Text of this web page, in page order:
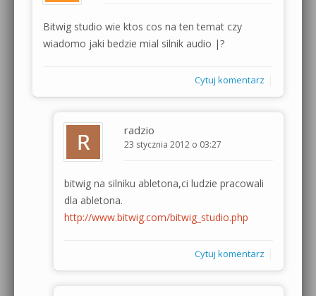
Bitwig studio wie ktos cos na ten temat czy
wiadomo jaki bedzie mial silnik audio |?
Cytuj komentarz
radzio
23 stycznia 2012 o 03:27
bitwig na silniku abletona,ci ludzie pracowali
dla abletona.
http://www.bitwig.com/bitwig_studio.php
Cytuj komentarz